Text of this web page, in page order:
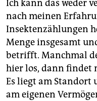
Ich kann das weder
nach meinen
Insektenzählungen
Menge insgesamt
betrifft. Manchmal
hier los, dann findet
Es liegt am Standort
am eigenen